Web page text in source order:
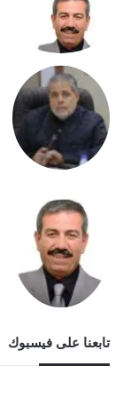
تابعنا على فيسبوك